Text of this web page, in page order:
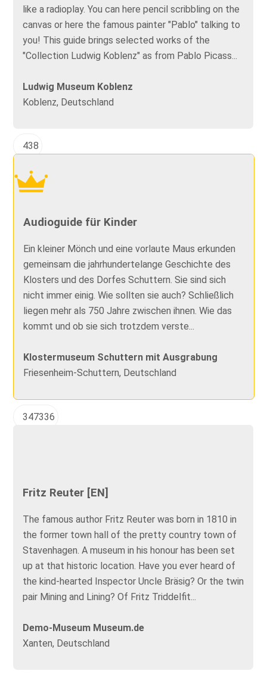
like a radioplay. You can here pencil scribbling on the
canvas or here the famous painter "Pablo" talking to
you! This guide brings selected works of the
"Collection Ludwig Koblenz" as from Pablo Picass...
Ludwig Museum Koblenz
Koblenz, Deutschland
438
Audioguide für Kinder
Ein kleiner Mönch und eine vorlaute Maus erkunden
gemeinsam die jahrhundertelange Geschichte des
Klosters und des Dorfes Schuttern. Sie sind sich
nicht immer einig. Wie sollten sie auch? Schließlich
liegen mehr als 750 Jahre zwischen ihnen. Wie das
kommt und ob sie sich trotzdem verste...
Klostermuseum Schuttern mit Ausgrabung
Friesenheim-Schuttern, Deutschland
347336
Fritz Reuter [EN]
The famous author Fritz Reuter was born in 1810 in
the former town hall of the pretty country town of
Stavenhagen. A museum in his honour has been set
up at that historic location. Have you ever heard of
the kind-hearted Inspector Uncle Bräsig? Or the twin
pair Mining and Lining? Of Fritz Triddelfit...
Demo-Museum Museum.de
Xanten, Deutschland